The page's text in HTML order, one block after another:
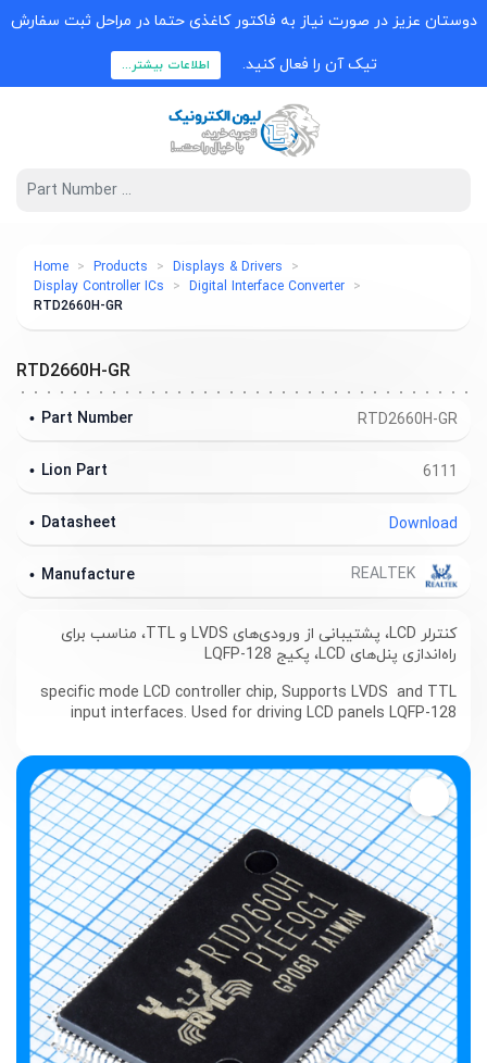
عزیز در صورت نیاز به فاکتور کاغذی حتما در مراحل ثبت سفارش
تیک آن را فعال کنید. اطلاعات بیشتر...
Home Products
Displays & Drivers
Display Controller ICs
Digital Interface Converter
RTD2660H-GR
RTD2660H-GR
RTD2660H-GR
Part Number
6111
Lion Part
Download
Datasheet
REALTEK
Manufacture
کنترلر LCD، پشتیبانی از ورودی‌های LVDS و TTL، مناسب برای
راه‌اندازی پنل‌های LCD، پکیج LQFP-128
specific mode LCD controller chip, Supports LVDS and TTL
input interfaces. Used for driving LCD panels LQFP-128